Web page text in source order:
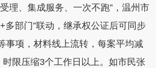
、集成服务、一次不跑”，温州市
多部门”联动，继承权公证后可同步
事项，材料线上流转，每案平均减
限压缩3个工作日以上。如市民张